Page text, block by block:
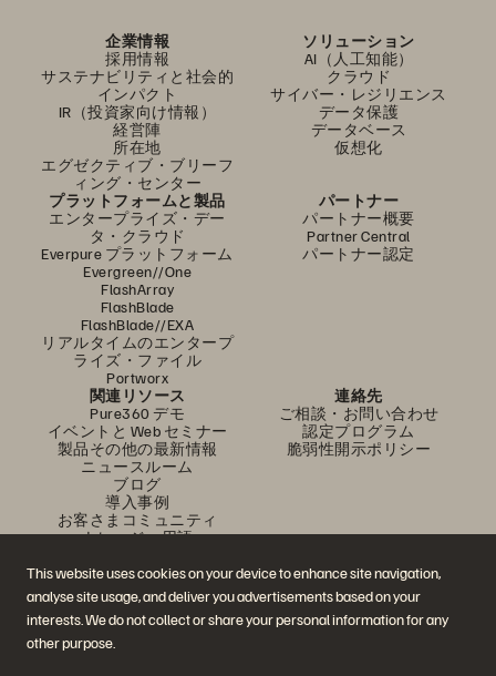
This website uses cookies on your device to enhance site navigation,
analyse site usage, and deliver you advertisements based on your
interests. We do not collect or share your personal information for any
other purpose.
企業情報
採用情報
サステナビリティと社会的
インパクト
IR（投資家向け情報）
経営陣
所在地
エグゼクティブ・ブリーフ
ィング・センター
ソリューション
AI（人工知能）
クラウド
サイバー・レジリエンス
データ保護
データベース
仮想化
プラットフォームと製品
エンタープライズ・デー
タ・クラウド
Everpure プラットフォーム
Evergreen//One
FlashArray
FlashBlade
FlashBlade//EXA
リアルタイムのエンタープ
ライズ・ファイル
Portworx
パートナー
パートナー概要
Partner Central
パートナー認定
関連リソース
Pure360 デモ
イベントと Web セミナー
製品その他の最新情報
ニュースルーム
ブログ
導入事例
お客さまコミュニティ
ナレッジ・用語
連絡先
ご相談・お問い合わせ
認定プログラム
脆弱性開示ポリシー
公式 SNS
是非フォローをお願いします！